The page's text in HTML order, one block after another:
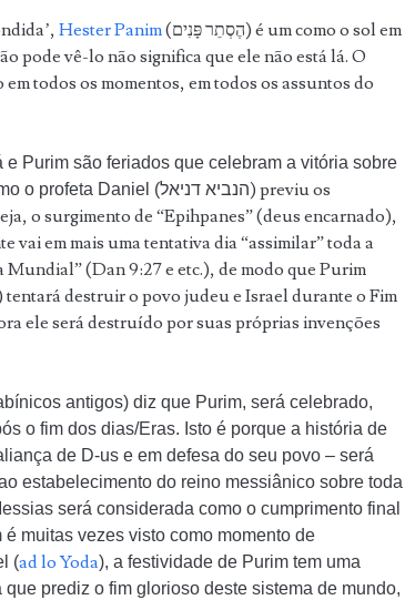
Hester Panim(הֶסְתֵר פָּנִים) é um como o sol em
pode vê-lo não significa que ele não está lá. O
todos os momentos, em todos os assuntos do
Purim são feriados que celebram a vitória sobre
as forças das trevas … Assim como o profeta Daniel (הנביא דניאל) previu os
o surgimento de “Epihpanes” (deus encarnado),
vai em mais uma tentativa dia “assimilar” toda a
Mundial” (Dan 9:27 e etc.), de modo que Purim
destruir o povo judeu e Israel durante o Fim
antigos) diz que Purim, será celebrado,
o fim dos dias/Eras. Isto é porque a história de
de D-us e em defesa do seu povo – será
estabelecimento do reino messiânico sobre toda
será considerada como o cumprimento final
muitas vezes visto como momento de
(ad lo Yoda), a festividade de Purim tem uma
prediz o fim glorioso deste sistema de mundo,